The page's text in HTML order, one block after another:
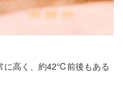
に高く、約42℃前後もある